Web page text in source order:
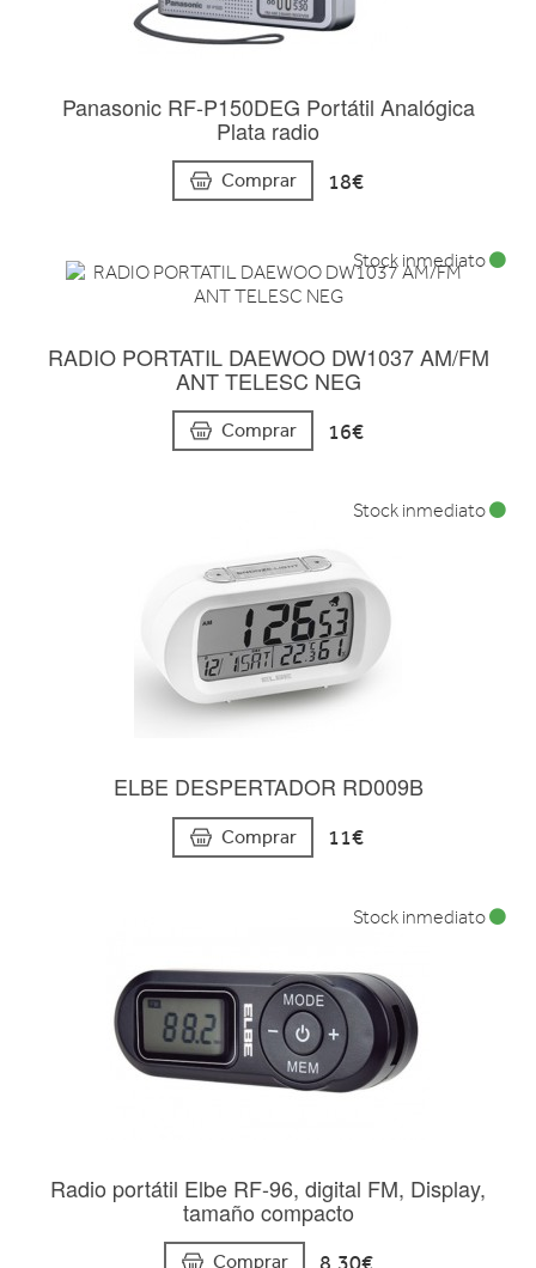
Panasonic RF-P150DEG Portátil Analógica
Plata radio
Comprar 18€
RADIO PORTATIL DAEWOO DW1037 AM/FM
ANT TELESC NEG
Comprar 16€
Stock inmediato
ELBE DESPERTADOR RD009B
Comprar 11€
Stock inmediato
Radio portátil Elbe RF-96, digital FM, Display,
tamaño compacto
Comprar
Stock inmediato